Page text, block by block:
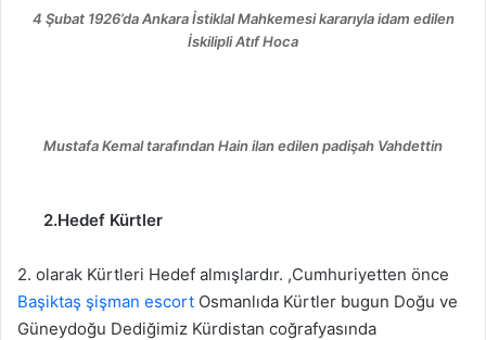
4 Şubat 1926’da Ankara İstiklal Mahkemesi kararıyla idam edilen
İskilipli Atıf Hoca
Mustafa Kemal tarafından Hain ilan edilen padişah Vahdettin
2.Hedef Kürtler
2. olarak Kürtleri Hedef almışlardır. ,Cumhuriyetten önce
Başiktaş şişman escort Osmanlıda Kürtler bugun Doğu ve
Güneydoğu Dediğimiz Kürdistan coğrafyasında